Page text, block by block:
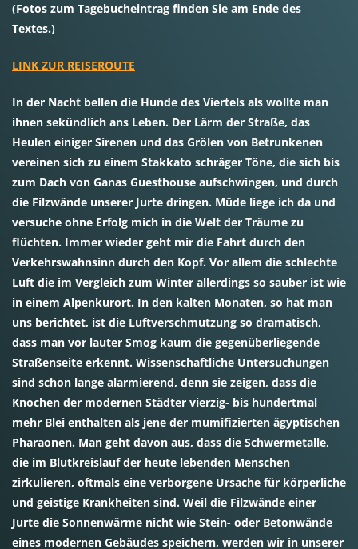
(Fotos zum Tagebucheintrag finden Sie am Ende des
Textes.)
LINK ZUR REISEROUTE
In der Nacht bellen die Hunde des Viertels als wollte man
ihnen sekündlich ans Leben. Der Lärm der Straße, das
Heulen einiger Sirenen und das Grölen von Betrunkenen
vereinen sich zu einem Stakkato schräger Töne, die sich bis
zum Dach von Ganas Guesthouse aufschwingen, und durch
die Filzwände unserer Jurte dringen. Müde liege ich da und
versuche ohne Erfolg mich in die Welt der Träume zu
flüchten. Immer wieder geht mir die Fahrt durch den
Verkehrswahnsinn durch den Kopf. Vor allem die schlechte
Luft die im Vergleich zum Winter allerdings so sauber ist wie
in einem Alpenkurort. In den kalten Monaten, so hat man
uns berichtet, ist die Luftverschmutzung so dramatisch,
dass man vor lauter Smog kaum die gegenüberliegende
Straßenseite erkennt. Wissenschaftliche Untersuchungen
sind schon lange alarmierend, denn sie zeigen, dass die
Knochen der modernen Städter vierzig- bis hundertmal
mehr Blei enthalten als jene der mumifizierten ägyptischen
Pharaonen. Man geht davon aus, dass die Schwermetalle,
die im Blutkreislauf der heute lebenden Menschen
zirkulieren, oftmals eine verborgene Ursache für körperliche
und geistige Krankheiten sind. Weil die Filzwände einer
Jurte die Sonnenwärme nicht wie Stein- oder Betonwände
eines modernen Gebäudes speichern, werden wir in unserer